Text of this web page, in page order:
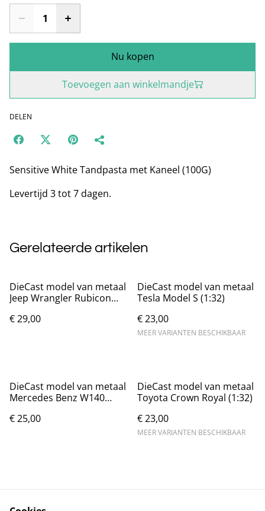
Nu kopen
Toevoegen aan winkelmandje
DELEN
Sensitive White Tandpasta met Kaneel (100G)
Levertijd 3 tot 7 dagen.
Gerelateerde artikelen
DieCast model van metaal
Jeep Wrangler Rubicon
€ 29,00
DieCast model van metaal
Tesla Model S (1:32)
€ 23,00
MEER VARIANTEN BESCHIKBAAR
DieCast model van metaal
Mercedes Benz W140
€ 25,00
DieCast model van metaal
Toyota Crown Royal (1:32)
€ 23,00
MEER VARIANTEN BESCHIKBAAR